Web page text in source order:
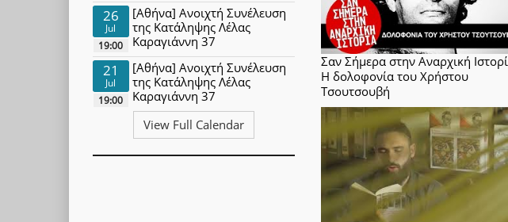
Σαν Σήμερα στην Αναρχική
Η δολοφονία του Χρήστου
Τσουτσουβή
26
Jul
19:00
[Αθήνα] Ανοιχτή Συνέλευση
της Κατάληψης Λέλας
Καραγιάννη 37
21
Jul
19:00
[Αθήνα] Ανοιχτή Συνέλευση
της Κατάληψης Λέλας
Καραγιάννη 37
View Full Calendar